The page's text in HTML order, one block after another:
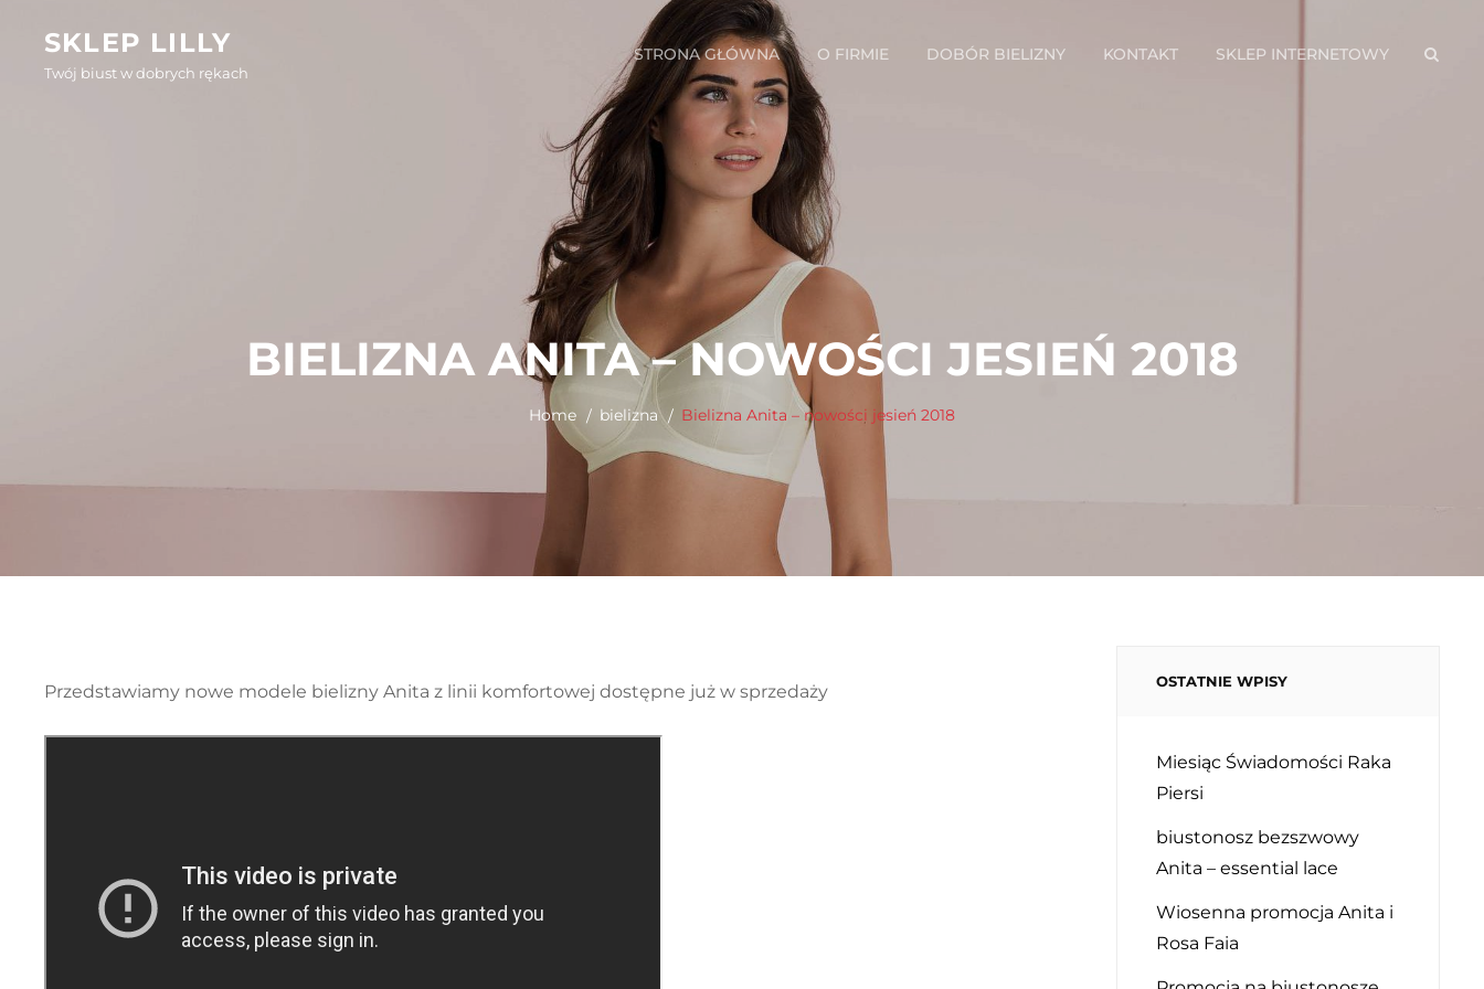
content
SKLEP LILLY
Twój biust w dobrych rękach
STRONA GŁÓWNA O FIRMIE DOBÓR BIELIZNY KONTAKT SKLEP INTERNETOWY
BIELIZNA ANITA – NOWOŚCI JESIEŃ 2018
Home bielizna Bielizna Anita – nowości jesień 2018
Przedstawiamy nowe modele bielizny Anita z linii komfortowej dostępne już w sprzedaży
OSTATNIE WPISY
Miesiąc Świadomości Raka
Piersi
biustonosz bezszwowy
Anita – essential lace
Wiosenna promocja Anita i
Rosa Faia